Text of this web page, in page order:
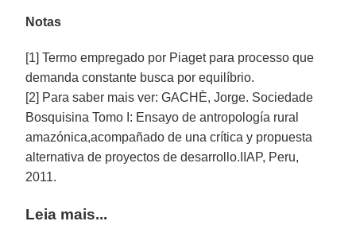
Notas
[1] Termo empregado por Piaget para processo que
demanda constante busca por equilíbrio.
[2] Para saber mais ver: GACHÈ, Jorge. Sociedade
Bosquisina Tomo I: Ensayo de antropología rural
amazónica,acompañado de una crítica y propuesta
alternativa de proyectos de desarrollo.IIAP, Peru,
2011.
Leia mais...